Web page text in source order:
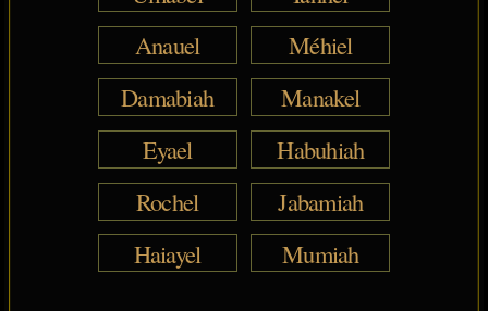
Anauel
Méhiel
Damabiah
Manakel
Eyael
Habuhiah
Rochel
Jabamiah
Haiayel
Mumiah